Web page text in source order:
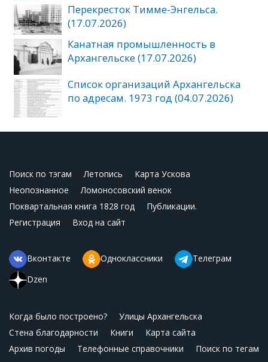
Перекресток Тимме-Энгельса.
(17.07.2026)
Канатная промышленность в
Архангельске (17.07.2026)
Список организаций Архангельска
по адресам. 1973 год (04.07.2026)
Поиск по тэгам Летопись
Карта Ускова
Неопознанное
Ломоносовский венок
Поквартальная книга 1828 год
Публикации.
Регистрация
Вход на сайт
Вконтакте Одноклассники
Телеграм
Dzen
Когда было построено?
Улицы Архангельска
Стена благодарности
Книги
Карта сайта
Архив погоды
Телефонные справочники Поиск по тегам